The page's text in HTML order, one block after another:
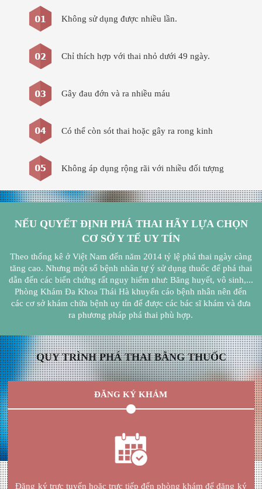
Không sử dụng được nhiều lần.
Chỉ thích hợp với thai nhỏ dưới 49 ngày.
Gây đau đớn và ra nhiều máu
Có thể còn sót thai hoặc gây ra rong kinh
Không áp dụng rộng rãi với nhiều đối tượng
NẾU QUYẾT ĐỊNH PHÁ THAI HÃY LỰA CHỌN
CƠ SỞ Y TẾ UY TÍN
Theo thống kê ở Việt Nam đến năm 2014 tỷ lệ phá thai ngày càng
tăng cao. Nhưng một số bệnh nhân tự ý sử dụng thuốc để phá thai
dẫn đến các biến chứng rất nguy hiểm như: Băng huyết, vô sinh,...
Phòng Khám Đa Khoa Thái Hà khuyến cáo bệnh nhân nên đến
các cơ sở khám chữa bệnh uy tín để được các bác sĩ khám và đưa
ra phương pháp phá thai phù hợp.
QUY TRÌNH PHÁ THAI BẰNG THUỐC
ĐĂNG KÝ KHÁM
Đăng ký trực tuyến hoặc trực tiếp đến phòng khám để đăng ký